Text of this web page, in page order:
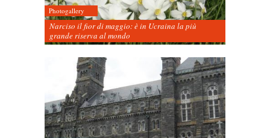
Photogallery
Narciso il fior di maggio: è in Ucraina la più
grande riserva al mondo